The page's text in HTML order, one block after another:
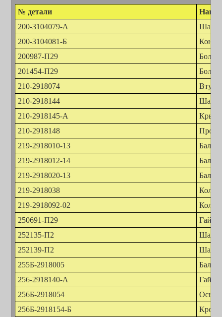
№ детали
200-3104079-А
Шайба
200-3104081-Б
200987-П29
Болт
201454-П29
Болт
210-2918074
210-2918144
Шайба
210-2918145-А
210-2918148
219-2918010-13
219-2918012-14
219-2918020-13
219-2918038
219-2918092-02
250691-П29
Гайка
252135-П2
252139-П2
255Б-2918005
256-2918140-А
Гайка
256Б-2918054
Ось
256Б-2918154-Б